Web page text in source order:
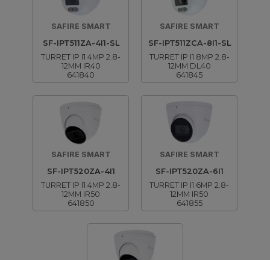
SAFIRE SMART
SF-IPT511ZA-4I1-SL
TURRET IP I1 4MP 2.8-
12MM IR40
641840
SAFIRE SMART
SF-IPT511ZCA-8I1-SL
TURRET IP I1 8MP 2.8-
12MM DL40
641845
SAFIRE SMART
SF-IPT520ZA-4I1
TURRET IP I1 4MP 2.8-
12MM IR50
641850
SAFIRE SMART
SF-IPT520ZA-6I1
TURRET IP I1 6MP 2.8-
12MM IR50
641855